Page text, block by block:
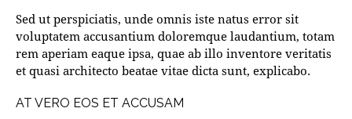
Sed ut perspiciatis, unde omnis iste natus error sit
voluptatem accusantium doloremque laudantium, totam
rem aperiam eaque ipsa, quae ab illo inventore veritatis
et quasi architecto beatae vitae dicta sunt, explicabo.
AT VERO EOS ET ACCUSAM